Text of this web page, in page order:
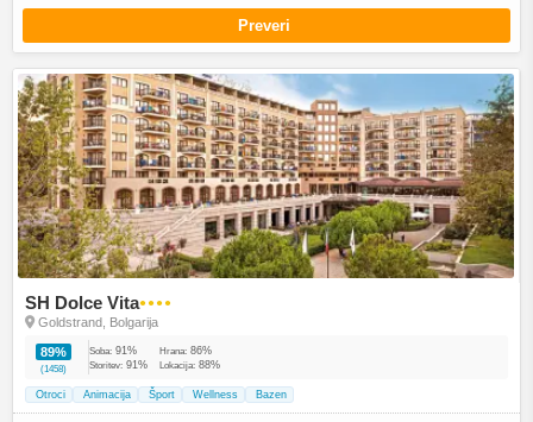
Preveri
SH Dolce Vita●●●●
Goldstrand, Bolgarija
89%
(1458)
Soba: 91% Hrana: 86%
Storitev: 91% Lokacija: 88%
Otroci Animacija Šport Wellness Bazen